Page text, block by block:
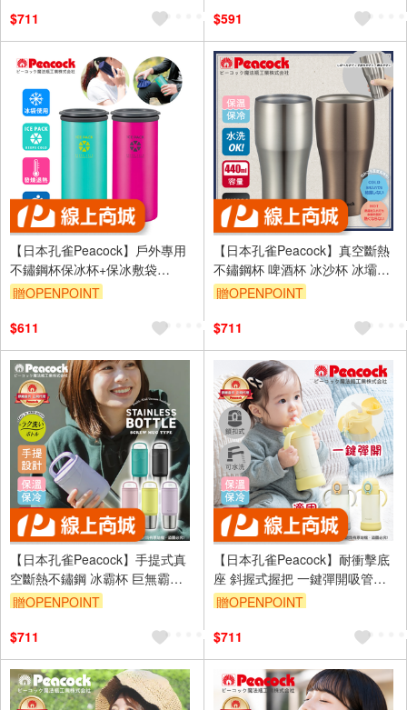
$711
$591
【日本孔雀Peacock】戶外專用
不鏽鋼杯保冰杯+保冰敷袋
500ml鋼杯-任選色
贈OPENPOINT
$611
【日本孔雀Peacock】真空斷熱
不鏽鋼杯 啤酒杯 冰沙杯 冰壩杯
保冷保溫杯 440ML-任選色
贈OPENPOINT
$711
【日本孔雀Peacock】手提式真
空斷熱不鏽鋼 冰霸杯 巨無霸鋼
杯 保冰保溫 隨行杯 800ML(上蓋
贈OPENPOINT
$711
【日本孔雀Peacock】耐衝擊底
座 斜握式握把 一鍵彈開吸管杯
兒童不鏽鋼保溫杯水壺350ML-任
贈OPENPOINT
$711